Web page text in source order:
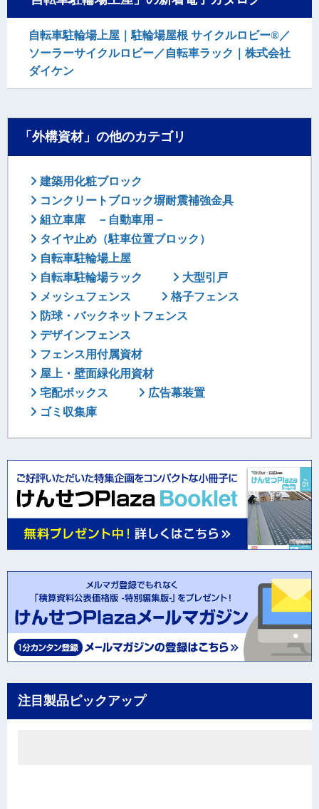
自転車駐輪場上屋｜駐輪場屋根 サイクルロビー®／
ソーラーサイクルロビー／自転車ラック｜株式会社
ダイケン
「外構資材」の他のカテゴリ
建築用化粧ブロック
コンクリートブロック塀耐震補強金具
組立車庫 －自動車用－
タイヤ止め（駐車位置ブロック）
自転車駐輪場上屋
自転車駐輪場ラック
大型引戸
メッシュフェンス
格子フェンス
防球・バックネットフェンス
デザインフェンス
フェンス用付属資材
屋上・壁面緑化用資材
宅配ボックス
広告幕装置
ゴミ収集庫
注目製品ピックアップ